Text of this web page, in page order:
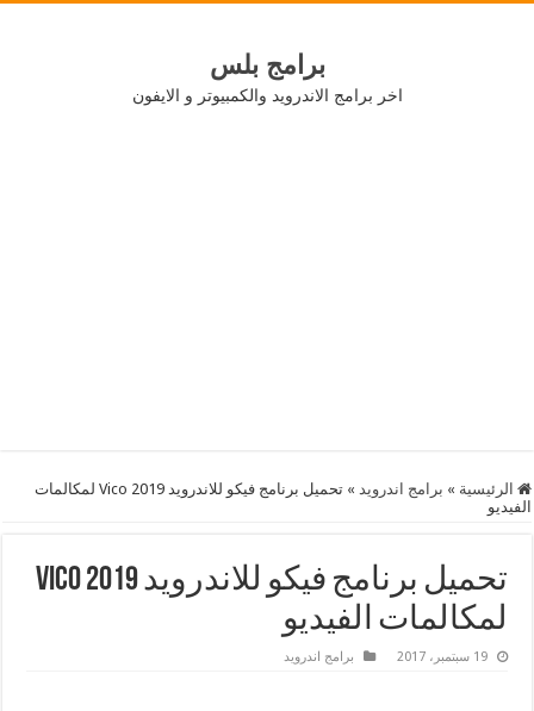
برامج بلس
اخر برامج الاندرويد والكمبيوتر و الايفون
الرئيسية » برامج اندرويد »
تحميل برنامج فيكو للاندرويد 2019 Vico لمكالمات
الفيديو
تحميل برنامج فيكو للاندرويد 2019 Vico
لمكالمات الفيديو
19 سبتمبر، 2017 برامج اندرويد